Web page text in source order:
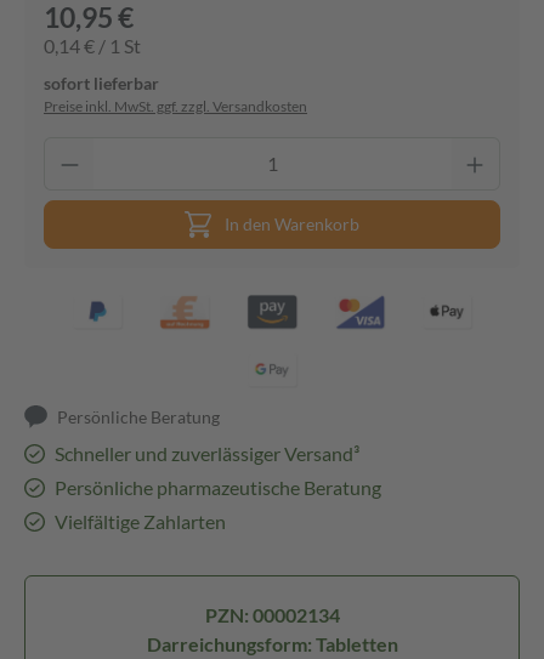
10,95 €
0,14 € / 1 St
sofort lieferbar
Preise inkl. MwSt. ggf. zzgl. Versandkosten
In den Warenkorb
Persönliche Beratung
Schneller und zuverlässiger Versand³
Persönliche pharmazeutische Beratung
Vielfältige Zahlarten
PZN: 00002134
Darreichungsform: Tabletten